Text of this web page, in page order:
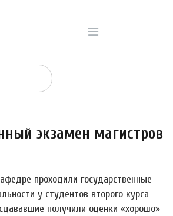
экзамен магистров
проходили государственные
у студентов второго курса
получили оценки «хорошо»